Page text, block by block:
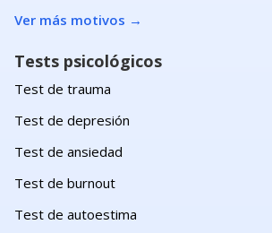
Ver más motivos →
Tests psicológicos
Test de trauma
Test de depresión
Test de ansiedad
Test de burnout
Test de autoestima